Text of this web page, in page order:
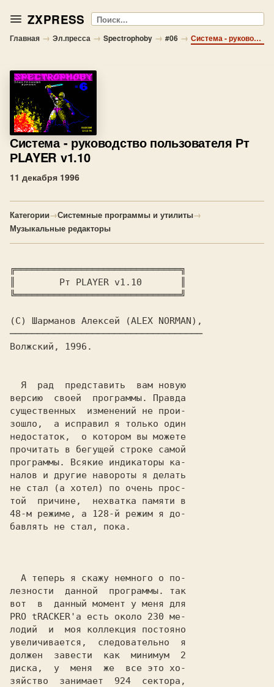
ZXPRESS Поиск
Главная → Эл.пресса → Spectrophoby → #06 → Система - руководство пользователя Рт РLAYER v1.10
Система- руководство пользователя Рт
РLAYER v1.10
11 декабря 1996
Категории→Системные программы и утилиты→
Музыкальные редакторы
╔══════════════════════════════╗
Рт PLAYER v1.10
(C) Шарманов Алексей (ALEX NORMAN),
───────────────────────────────────
Волжский, 1996.
версию  своей  программы. Правда
существенных  изменений не прои-
зошло,  a исправил я только один
недостаток,  о котором вы можете
прочитать в бегущей строке самой
программы. Всякие индикаторы ка-
налов и другие навороты я делать
не стал (a хотел) по очень прос-
той  причине,  нехватка памяти в
48-м режиме, a 128-й режим я до-
бавлять не стал, пока.
лeзности  данной  программы. так
вот  в  данный момент у меня для
PRO tRACKER'a есть около 230 ме-
лодий  и  моя коллекция постояно
увеличивается,  следовательно  я
должен  завести  как  минимум  2
диска,  у  меня  же  все это хо-
зяйство  занимает  924  сектора,